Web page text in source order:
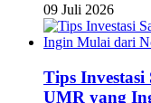
09 Juli 2026
Tips
UMR yang